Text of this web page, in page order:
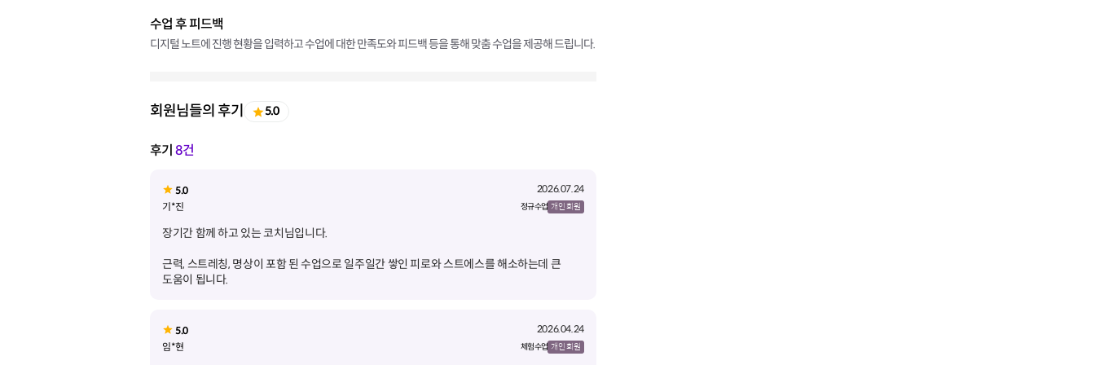
수업 후 피드백
디지털 노트에 진행 현황을 입력하고 수업에 대한 만족도와 피드백 등을 통해 맞춤 수업을 제공해 드립니다.
회원님들의 후기 5.0
후기8건
5.0
2026.07.24
기*진
정규 수업 개인 회원
근력, 스트레칭, 명상이 포함 된 수업으로 일주일간 쌓인 피로와 스트에스를 해소하는데 큰
도움이 됩니다.
5.0
2026.04.24
임*현
체험 수업 개인 회원